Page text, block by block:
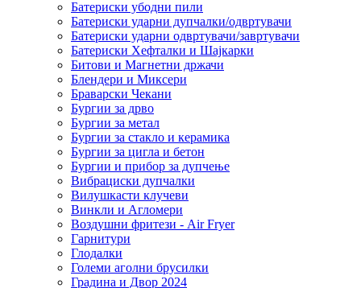
Батериски убодни пили
Батериски ударни дупчалки/одвртувачи
Батериски ударни одвртувачи/завртувачи
Батериски Хефталки и Шајкарки
Битови и Магнетни држачи
Блендери и Миксери
Браварски Чекани
Бургии за дрво
Бургии за метал
Бургии за стакло и керамика
Бургии за цигла и бетон
Бургии и прибор за дупчење
Вибрациски дупчалки
Вилушкасти клучеви
Винкли и Агломери
Воздушни фритези - Air Fryer
Гарнитури
Глодалки
Големи аголни брусилки
Градина и Двор 2024